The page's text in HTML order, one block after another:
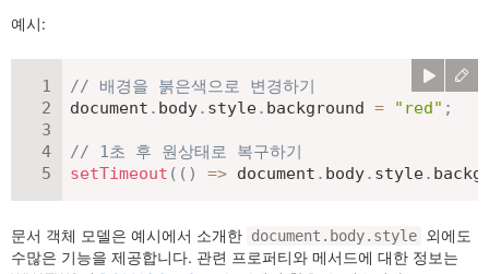
예시:
// 배경을 붉은색으로 변경하기
document . body. style. background = "red" ;
// 1초 후 원상태로 복구하기
setTimeout ( ( ) => document . body. style.
문서 객체 모델은 예시에서 소개한 document.body.style 외에도
수많은 기능을 제공합니다. 관련 프로퍼티와 메서드에 대한 정보는